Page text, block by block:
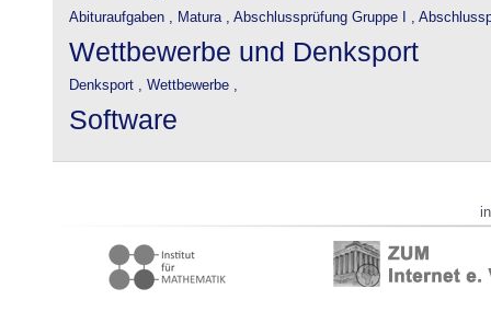
Abituraufgaben , Matura , Abschlussprüfung Gruppe I ,
Wettbewerbe und Denksport
Denksport , Wettbewerbe ,
Software